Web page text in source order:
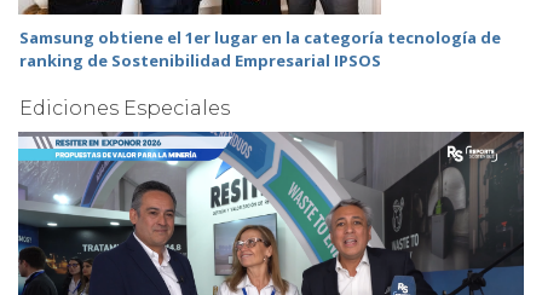
Samsung obtiene el 1er lugar en la categoría tecnología de
ranking de Sostenibilidad Empresarial IPSOS
Ediciones Especiales